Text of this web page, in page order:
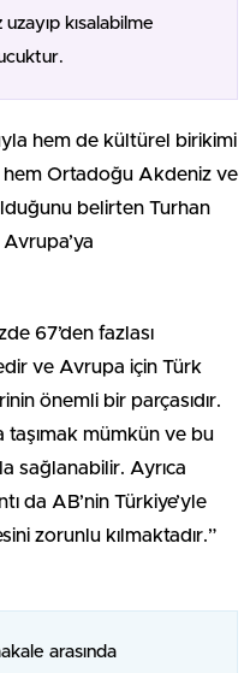
kısalabilme
hem de kültürel birikimi
Ortadoğu Akdeniz ve
belirten Turhan
Avrupa’ya
67’den fazlası
ve Avrupa için Türk
önemli bir parçasıdır.
taşımak mümkün ve bu
sağlanabilir. Ayrıca
da AB’nin Türkiye’yle
zorunlu kılmaktadır.”
arasında